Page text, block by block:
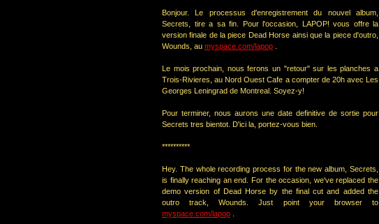
Bonjour. Le processus d'enregistrement du nouvel album,
Secrets, tire a sa fin. Pour l'occasion, LAPOP! vous offre la
version finale de la piece Dead Horse ainsi que la piece d'outro,
Wounds, au myspace.com/lapop
Le mois prochain, nous ferons un "retour" sur les planches a
Trois-Rivieres, au Nord Ouest Cafe a compter de 20h avec Les
Georges Leningrad de Montreal. Soyez-y!
Pour terminer, nous aurons une date definitive de sortie pour
Secrets tres bientot. D'ici la, portez-vous bien.
**********
Hey. The whole recording process for the new album, Secrets,
is finally reaching an end. For the occasion, we've replaced the
demo version of Dead Horse by the final cut and added the
outro track, Wounds. Just point your browser to
myspace.com/lapop